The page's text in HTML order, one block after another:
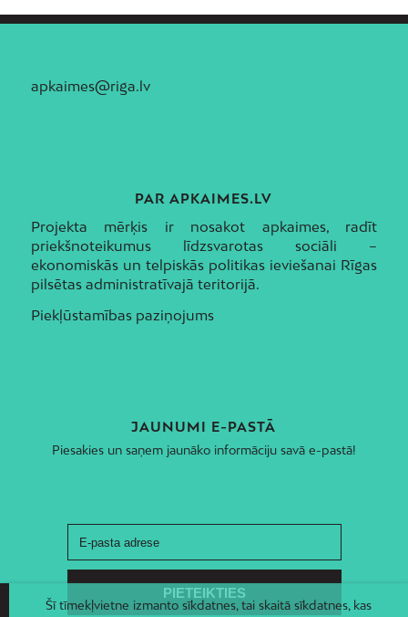
apkaimes@riga.lv
PAR APKAIMES.LV
Projekta mērķis ir nosakot apkaimes, radīt
priekšnoteikumus līdzsvarotas sociāli –
ekonomiskās un telpiskās politikas ieviešanai Rīgas
pilsētas administratīvajā teritorijā.
Piekļūstamības paziņojums
JAUNUMI E-PASTĀ
Piesakies un saņem jaunāko informāciju savā e-pastā!
Šī tīmekļvietne izmanto sīkdatnes, tai skaitā sīkdatnes, kas